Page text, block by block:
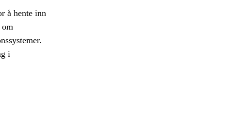
å hente inn
om
i